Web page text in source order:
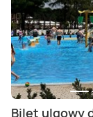
Bilet ulgowy